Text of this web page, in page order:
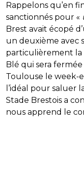
Rappelons qu’en
sanctionnés pour «
Brest avait écopé
un deuxième avec
particulièrement la
Blé qui sera
Toulouse le week-
l’idéal pour saluer
Stade Brestois a
nous apprend le